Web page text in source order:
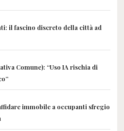
il fascino discreto della città ad
Comune): “Uso IA rischia di
immobile a occupanti sfregio